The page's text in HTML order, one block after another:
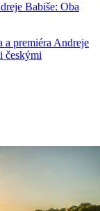
Babiše: Oba
a premiéra Andreje
českými